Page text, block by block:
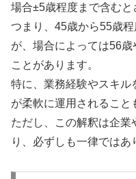
場合±5歳程度まで含むと
つまり、45歳から55歳
が、場合によっては56
ことがあります。
特に、業務経験やスキル
が柔軟に運用されること
ただし、この解釈は企業
り、必ずしも一律ではあ